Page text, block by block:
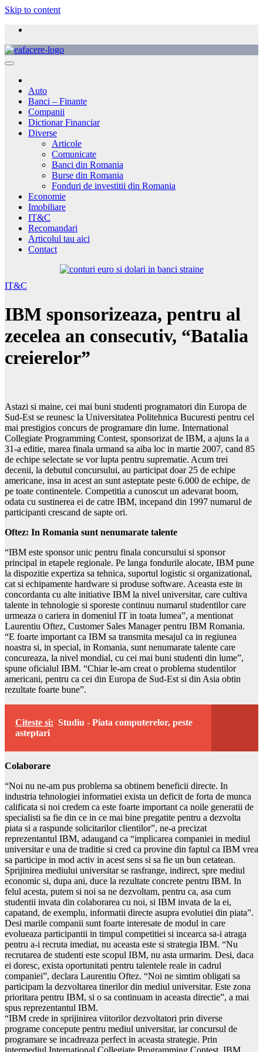
Skip to content
Auto
Banci – Finante
Companii
Dictionar Financiar
Diverse
Articole
Comunicate
Banci din Romania
Burse din Romania
Fonduri de investitii din Romania
Economie
Imobiliare
IT&C
Recomandari
Articolul tau aici
Contact
IT&C
IBM sponsorizeaza, pentru al
zecelea an consecutiv, “Batalia
creierelor”
Astazi si maine, cei mai buni studenti programatori din Europa de
Sud-Est se reunesc la Universitatea Politehnica Bucuresti pentru cel
mai prestigios concurs de programare din lume. International
Collegiate Programming Contest, sponsorizat de IBM, a ajuns la a
31-a editie, marea finala urmand sa aiba loc in martie 2007, cand 85
de echipe selectate se vor lupta pentru suprematie. Acum trei
decenii, la debutul concursului, au participat doar 25 de echipe
americane, insa in acest an sunt asteptate peste 6.000 de echipe, de
pe toate continentele. Competitia a cunoscut un adevarat boom,
odata cu sustinerea ei de catre IBM, incepand din 1997 numarul de
participanti crescand de sapte ori.
Oftez: In Romania sunt nenumarate talente
“IBM este sponsor unic pentru finala concursului si sponsor
principal in etapele regionale. Pe langa fondurile alocate, IBM pune
la dispozitie expertiza sa tehnica, suportul logistic si organizational,
cat si echipamente hardware si produse software. Aceasta este in
concordanta cu alte initiative IBM la nivel universitar, care cultiva
talente in tehnologie si sporeste continuu numarul studentilor care
urmeaza o cariera in domeniul IT in toata lumea”, a mentionat
Laurentiu Oftez, Customer Sales Manager pentru IBM Romania.
“E foarte important ca IBM sa transmita mesajul ca in regiunea
noastra si, in special, in Romania, sunt nenumarate talente care
concureaza, la nivel mondial, cu cei mai buni studenti din lume”,
spune oficialul IBM. “Chiar le-am creat o problema studentilor
americani, pentru ca cei din Europa de Sud-Est si din Asia obtin
rezultate foarte bune”.
Citeste si: Studiu - Piata computerelor, peste
asteptari
Colaborare
“Noi nu ne-am pus problema sa obtinem beneficii directe. In
industria tehnologiei informatiei exista un deficit de forta de munca
calificata si noi credem ca este foarte important ca noile generatii de
specialisti sa fie din ce in ce mai bine pregatite pentru a dezvolta
piata si a raspunde solicitarilor clientilor”, ne-a precizat
reprezentantul IBM, adaugand ca “implicarea companiei in mediul
universitar e una de traditie si cred ca provine din faptul ca IBM vrea
sa participe in mod activ in acest sens si sa fie un bun cetatean.
Sprijinirea mediului universitar se rasfrange, indirect, spre mediul
economic si, dupa ani, duce la rezultate concrete pentru IBM. In
felul acesta, putem si noi sa ne dezvoltam, pentru ca, asa cum
studentii invata din colaborarea cu noi, si IBM invata de la ei,
capatand, de exemplu, informatii directe asupra evolutiei din piata”.
Desi marile companii sunt foarte interesate de modul in care
evolueaza participantii in timpul competitiei si incearca sa-i atraga
pentru a-i recruta imediat, nu aceasta este si strategia IBM. “Nu
recrutarea de studenti este scopul IBM, nu asta urmarim. Desi, daca
ei doresc, exista oportunitati pentru talentele reale in cadrul
companiei”, declara Laurentiu Oftez. “Noi ne simtim obligati sa
participam la dezvoltarea tinerilor din mediul universitar. Este zona
prioritara pentru IBM, si o sa continuam in aceasta directie”, a mai
spus reprezentantul IBM.
“IBM crede in sprijinirea viitorilor dezvoltatori prin diverse
programe concepute pentru mediul universitar, iar concursul de
programare se incadreaza perfect in aceasta strategie. Prin
intermediul International Collegiate Programming Contest, IBM